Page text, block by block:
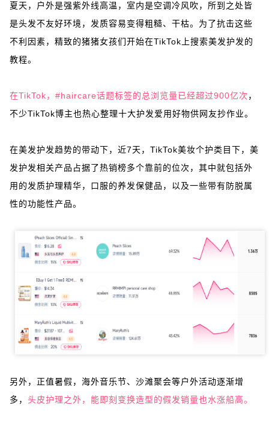
夏天，户外是强紫外线高温，室内是空调冷风吹，所到之处皆
是头发不友好环境，发质容易变得粗糙、干枯。为了抗击这些
不利因素，精致的猪猪女孩们开始在TikTok上搜索美发护发的
教程。
在TikTok，#haircare话题标签的总浏览量已经超过900亿次 ，
不少TikTok博主也热心整理十大护发爱用好物供网友抄作业。
在美发护发趋势的带动下，近7天，TikTok美妆个护类目下，美
发护发相关产品占据了热销榜多个靠前的位次，其中就包括外
用的发质护理精华，口服的养发保健品，以及一些带有防脱属
性的功能性产品。
另外，正值暑假，海外音乐节、沙滩聚会等户外活动逐渐增
多， 头皮护理之外，能即刻变换造型的假发销量也水涨船高。